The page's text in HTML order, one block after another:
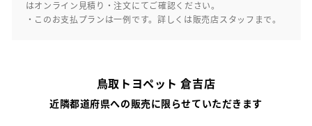
はオンライン見積り・注文にてご確認ください。
・このお支払プランは一例です。詳しくは販売店スタッフまで。
鳥取トヨペット 倉吉店
近隣都道府県への販売に限らせていただきます